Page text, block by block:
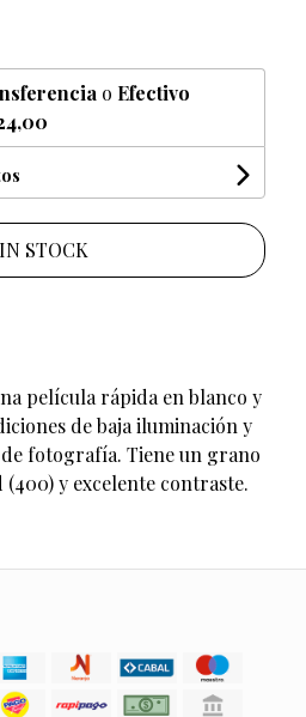
o Efectivo
STOCK
película rápida en blanco y
de baja iluminación y
fotografía. Tiene un grano
y excelente contraste.